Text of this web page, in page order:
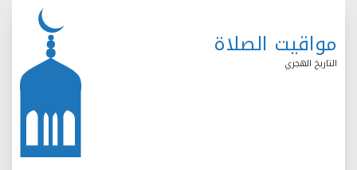
مواقيت الصلاة
التاريخ الهجري